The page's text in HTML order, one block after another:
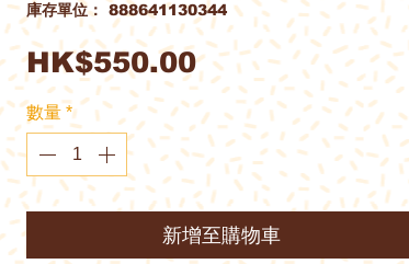
庫存單位： 888641130344
HK$550.00價
格
數量 *
新增至購物車